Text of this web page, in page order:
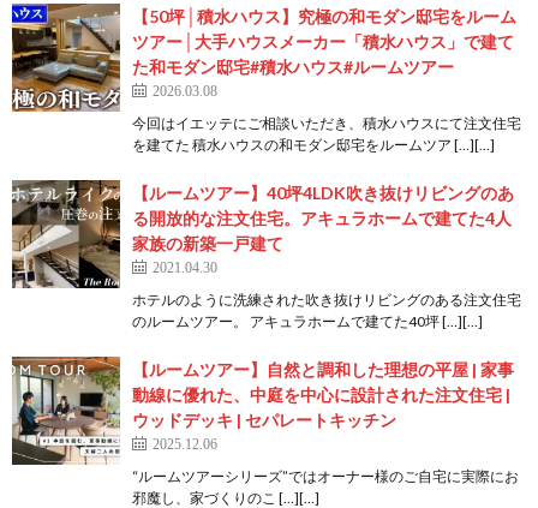
【50坪│積水ハウス】究極の和モダン邸宅をルーム
ツアー│大手ハウスメーカー「積水ハウス」で建て
た和モダン邸宅#積水ハウス#ルームツアー
2026.03.08
今回はイエッテにご相談いただき、積水ハウスにて注文住宅
を建てた 積水ハウスの和モダン邸宅をルームツア […][…]
【ルームツアー】40坪4LDK吹き抜けリビングのあ
る開放的な注文住宅。アキュラホームで建てた4人
家族の新築一戸建て
2021.04.30
ホテルのように洗練された吹き抜けリビングのある注文住宅
のルームツアー。 アキュラホームで建てた40坪 […][…]
【ルームツアー】自然と調和した理想の平屋 | 家事
動線に優れた、中庭を中心に設計された注文住宅 |
ウッドデッキ | セパレートキッチン
2025.12.06
“ルームツアーシリーズ”ではオーナー様のご自宅に実際にお
邪魔し、家づくりのこ […][…]